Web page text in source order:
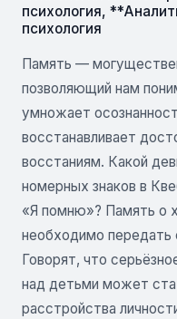
психология,
психология
Память —
позволяющий нам
умножает
восстанавливает
восстаниям. Какой
номерных знаков в
«Я помню»? Память о
необходимо
Говорят, что
над детьми может
расстройства